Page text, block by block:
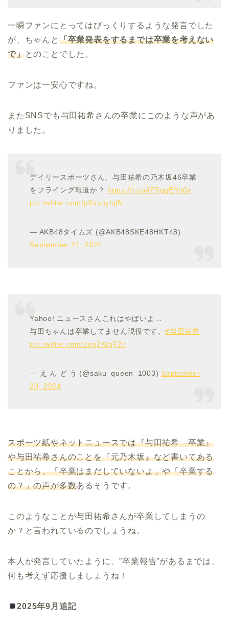
一瞬ファンにとってはびっくりするような発言でした
が、ちゃんと 「卒業発表をするまでは卒業を考えない
で」とのことでした。
ファンは一安心ですね。
またSNSでも与田祐希さんの卒業にこのような声があ
りました。
デイリースポーツさん、与田祐希の乃木坂46卒業
をフライング報道か？ https://t.co/fP5gqEYqGt
pic.twitter.com/pXxvoylqiN
— AKB48タイムズ (@AKB48SKE48HKT48)
September 21, 2024
Yahoo! ニュースさんこれはやばいよ…
与田ちゃんは卒業してません現役です。#与田祐希
pic.twitter.com/zaq2KtqF2c
— え ん ど う (@saku_queen_1003) September
20, 2024
スポーツ紙やネットニュースでは『与田祐希 卒業』
や与田祐希さんのことを『元乃木坂』など書いてある
ことから、「卒業はまだしていないよ」や「卒業する
の？」の声が多数あるそうです。
このようなことが与田祐希さんが卒業してしまうの
か？と言われているのでしょうね。
本人が発言していたように、”卒業報告”があるまでは、
何も考えず応援しましょうね！
2025年9月追記